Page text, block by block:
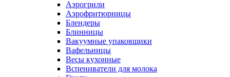
Аэрогрили
Аэрофритюрницы
Блендеры
Блинницы
Вакуумные упаковщики
Вафельницы
Весы кухонные
Вспениватели для молока